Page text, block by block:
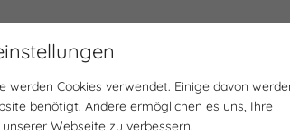
Veranstaltungen Planen
werden Cookies verwendet. Einige davon
benötigt. Andere ermöglichen es uns, Ihre
Webseite zu verbessern.